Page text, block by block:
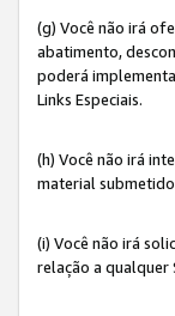
(g) Você não irá
abatimento,
poderá
Links Especiais.
(h) Você não irá
material
(i) Você não irá
relação a qualquer